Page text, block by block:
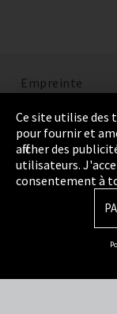
Empreinte
Politique de
Cookie Settings
Termes et
Integrity Line
Ce site utilise des
pour fournir et
afficher des
utilisateurs.
consentement à